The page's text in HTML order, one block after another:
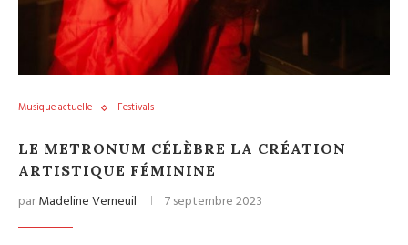
Musique actuelle Festivals
LE METRONUM CÉLÈBRE LA CRÉATION
ARTISTIQUE FÉMININE
parMadeline Verneuil 7 septembre 2023